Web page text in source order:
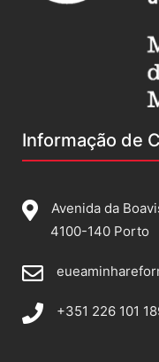
Informação de
Avenida da
4100-140 Porto
+351 226 101